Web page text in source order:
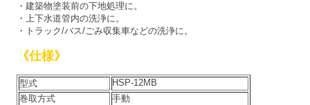
・建築物塗装前の下地処理に。
・上下水道管内の洗浄に。
・トラック/バス/ごみ収集車などの洗浄に。
《仕様》
型式
HSP-12MB
巻取方式
手動